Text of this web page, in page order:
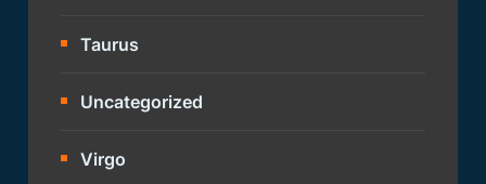
Taurus
Uncategorized
Virgo